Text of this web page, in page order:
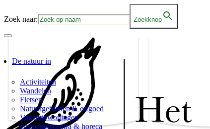
Zoek naar: Zoekknop
De natuur in
Activiteiten
Wandelen
Fietsen
Natuurgebieden & erfgoed
Vakantiewoningen
Bezoekerscentra & horeca